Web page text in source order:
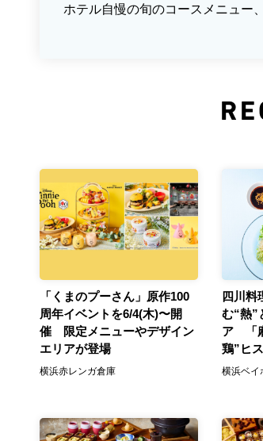
ホテル自慢の旬のコースメニュー
「くまのプーさん」原作100
周年イベントを6/4(木)〜開
催 限定メニューやデザイン
エリアが登場
横浜赤レンガ倉庫
四川料
む“熱”
ア 「
鶏”ヒ
横浜ベイ